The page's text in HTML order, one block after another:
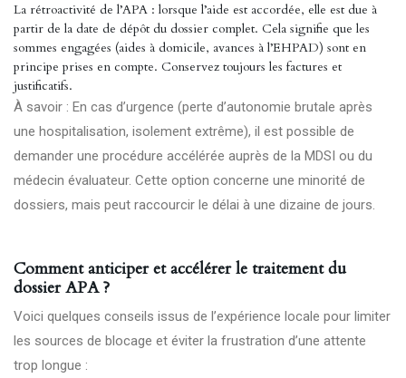
La rétroactivité de l’APA : lorsque l’aide est accordée, elle est due à
partir de la date de dépôt du dossier complet. Cela signifie que les
sommes engagées (aides à domicile, avances à l’EHPAD) sont en
principe prises en compte. Conservez toujours les factures et
justificatifs.
À savoir : En cas d’urgence (perte d’autonomie brutale après
une hospitalisation, isolement extrême), il est possible de
demander une procédure accélérée auprès de la MDSI ou du
médecin évaluateur. Cette option concerne une minorité de
dossiers, mais peut raccourcir le délai à une dizaine de jours.
Comment anticiper et accélérer le traitement du
dossier APA ?
Voici quelques conseils issus de l’expérience locale pour limiter
les sources de blocage et éviter la frustration d’une attente
trop longue :